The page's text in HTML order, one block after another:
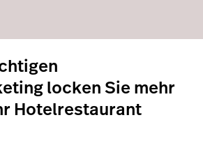
locken Sie mehr
Hotelrestaurant